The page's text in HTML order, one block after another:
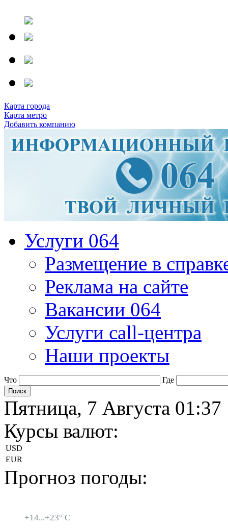
Карта города
Карта метро
Добавить компанию
Услуги 064
Размещение в
Реклама на сайте
Вакансии 064
Услуги call-центра
Наши проекты
Что Где
Пятница, 7 Августа 01:37
Курсы валют:
USD
EUR
Прогноз погоды:
+14...+23° C